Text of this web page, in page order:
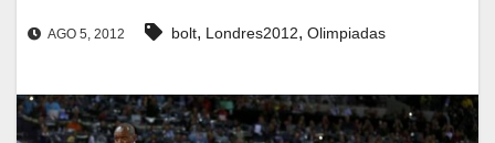
AGO 5, 2012 bolt, Londres2012, Olimpiadas